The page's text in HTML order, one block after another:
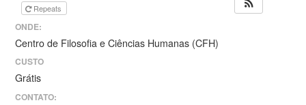
Repeats
ONDE:
Centro de Filosofia e Ciências Humanas (CFH)
CUSTO
Grátis
CONTATO: